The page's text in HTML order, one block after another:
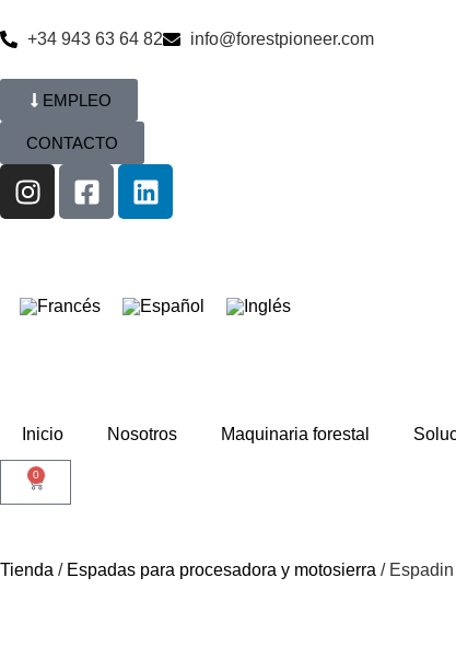
+34 943 63 64 82 info@forestpioneer.com
EMPLEO
CONTACTO
Inicio Nosotros Maquinaria forestal
0
Tienda / Espadas para procesadora y motosierra /